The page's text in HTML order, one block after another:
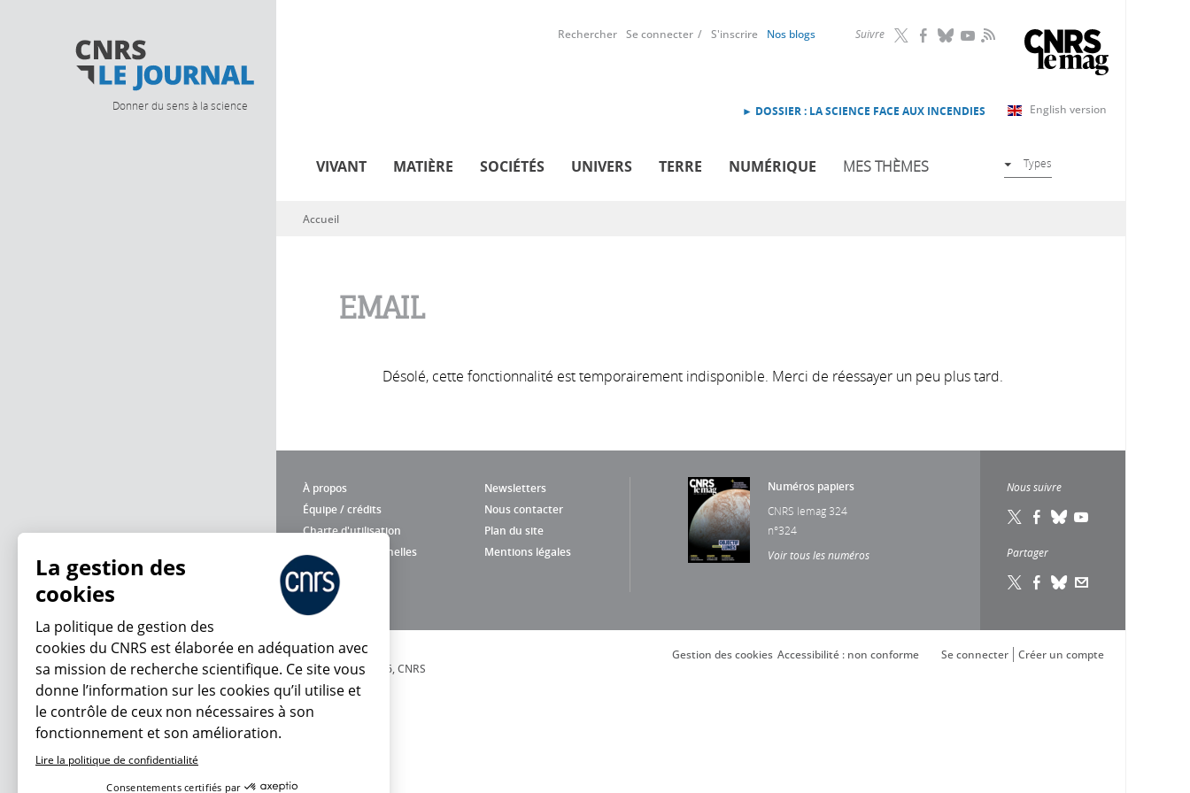
Donner du sens à la science
Suivre RSS
Rechercher Se connecter S'inscrire Nos blogs
English version
► DOSSIER : LA SCIENCE FACE AUX INCENDIES
VIVANT MATIÈRE SOCIÉTÉS UNIVERS TERRE NUMÉRIQUE MES THÈMES Types
Vous êtes ici
Accueil
EMAIL
Désolé, cette fonctionnalité est temporairement indisponible. Merci de réessayer un peu plus tard.
À propos
Newsletters
Équipe / crédits
Nous contacter
Charte d'utilisation
Plan du site
Données personnelles
Mentions légales
Numéros papiers
CNRS lemag 324
n°324
Voir tous les numéros
Nous suivre
Partager
© 2026, CNRS
Créer un compte
Se connecter
Accessibilité : non conforme
Gestion des cookies
La gestion des
cookies
La politique de gestion des
cookies du CNRS est élaborée en adéquation avec
sa mission de recherche scientifique. Ce site vous
donne l’information sur les cookies qu’il utilise et
le contrôle de ceux non nécessaires à son
fonctionnement et son amélioration.
Lire la politique de confidentialité
Consentements certifiés par